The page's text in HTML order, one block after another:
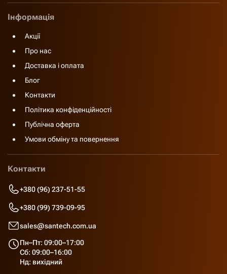
Інформація
Акції
Про нас
Доставка і оплата
Блог
Контакти
Політика конфіденційності
Публічна оферта
Умови обміну та повернення
Контакти
+380 (96) 237-51-55
+380 (99) 739-09-95
sales@santech.com.ua
Пн–Пт: 09:00–17:00
Сб: 09:00–16:00
Нд: вихідний